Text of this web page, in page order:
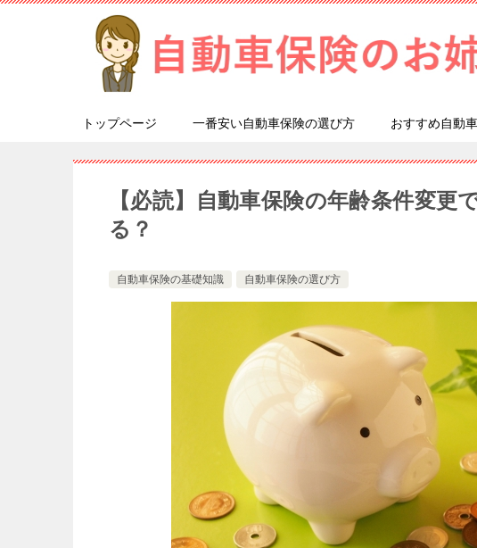
トップページ 一番安い自動車保険の選び方 おすすめ自動
【必読】自動車保険の年齢条件変更
る？
自動車保険の基礎知識 自動車保険の選び方